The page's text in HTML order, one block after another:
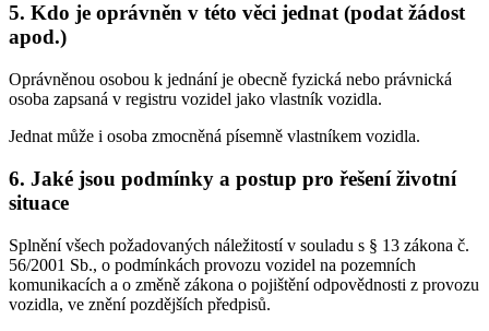
5. Kdo je oprávněn v této věci jednat (podat žádost
apod.)
Oprávněnou osobou k jednání je obecně fyzická nebo právnická
osoba zapsaná v registru vozidel jako vlastník vozidla.
Jednat může i osoba zmocněná písemně vlastníkem vozidla.
6. Jaké jsou podmínky a postup pro řešení životní
situace
Splnění všech požadovaných náležitostí v souladu s § 13 zákona č.
56/2001 Sb., o podmínkách provozu vozidel na pozemních
komunikacích a o změně zákona o pojištění odpovědnosti z provozu
vozidla, ve znění pozdějších předpisů.